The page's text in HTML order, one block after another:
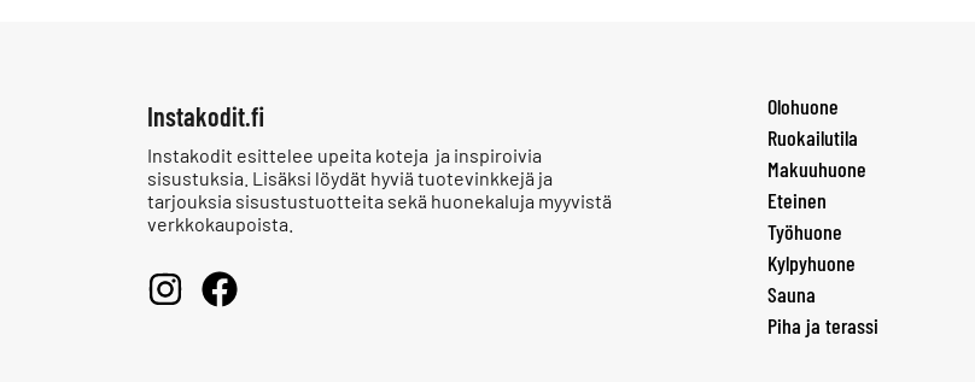
Instakodit.fi
Instakodit esittelee upeita koteja ja inspiroivia
sisustuksia. Lisäksi löydät hyviä tuotevinkkejä ja
tarjouksia sisustustuotteita sekä huonekaluja myyvistä
verkkokaupoista.
Olohuone
Ruokailutila
Makuuhuone
Eteinen
Työhuone
Kylpyhuone
Sauna
Piha ja terassi